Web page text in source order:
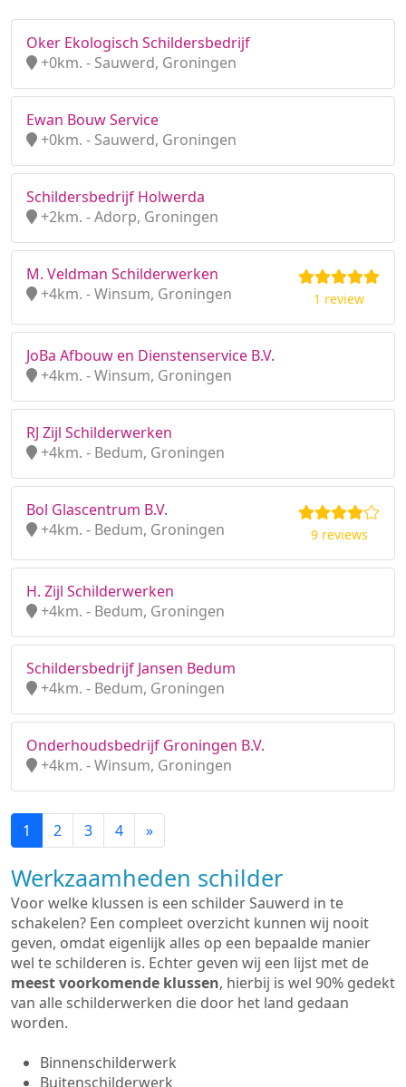
Oker Ekologisch Schildersbedrijf
+0km. - Sauwerd, Groningen
Ewan Bouw Service
+0km. - Sauwerd, Groningen
Schildersbedrijf Holwerda
+2km. - Adorp, Groningen
M. Veldman Schilderwerken
+4km. - Winsum, Groningen
1 review
JoBa Afbouw en Dienstenservice B.V.
+4km. - Winsum, Groningen
RJ Zijl Schilderwerken
+4km. - Bedum, Groningen
Bol Glascentrum B.V.
+4km. - Bedum, Groningen
9 reviews
H. Zijl Schilderwerken
+4km. - Bedum, Groningen
Schildersbedrijf Jansen Bedum
+4km. - Bedum, Groningen
Onderhoudsbedrijf Groningen B.V.
+4km. - Winsum, Groningen
1 2 3 4 »
Werkzaamheden schilder
Voor welke klussen is een schilder Sauwerd in te
schakelen? Een compleet overzicht kunnen wij nooit
geven, omdat eigenlijk alles op een bepaalde manier
wel te schilderen is. Echter geven wij een lijst met de
meest voorkomende klussen, hierbij is wel 90% gedekt
van alle schilderwerken die door het land gedaan
worden.
Binnenschilderwerk
Buitenschilderwerk